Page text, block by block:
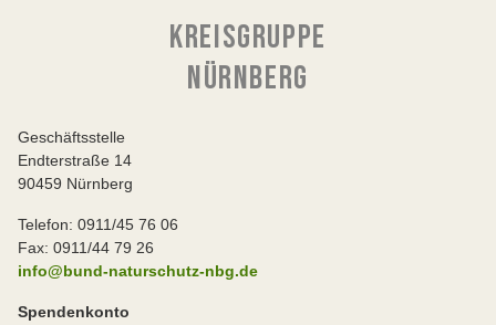
KREISGRUPPE
NÜRNBERG
Geschäftsstelle
Endterstraße 14
90459 Nürnberg
Telefon: 0911/45 76 06
Fax: 0911/44 79 26
info@bund-naturschutz-nbg.de
Spendenkonto